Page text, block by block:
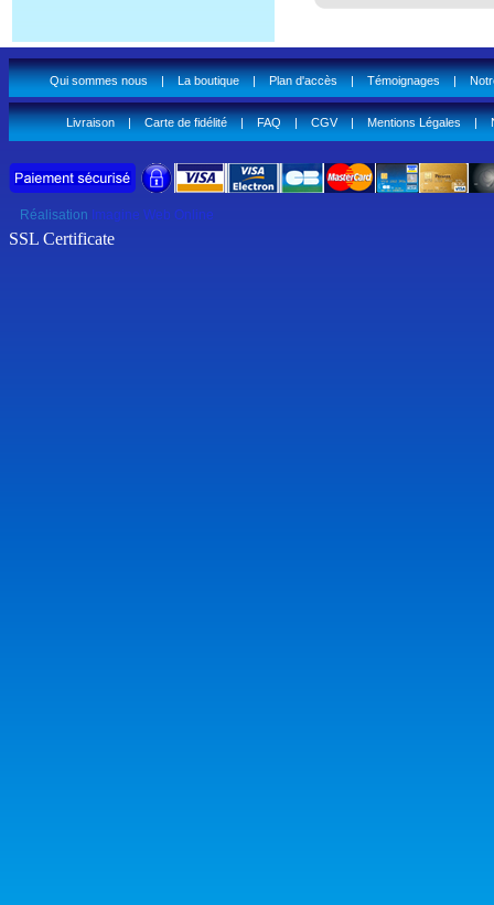
Qui sommes nous|La boutique|Plan d'accès|Témoignages|
Livraison|Carte de fidélité|FAQ|CGV|Mentions Légales|
Réalisation Imagine Web Online
SSL Certificate